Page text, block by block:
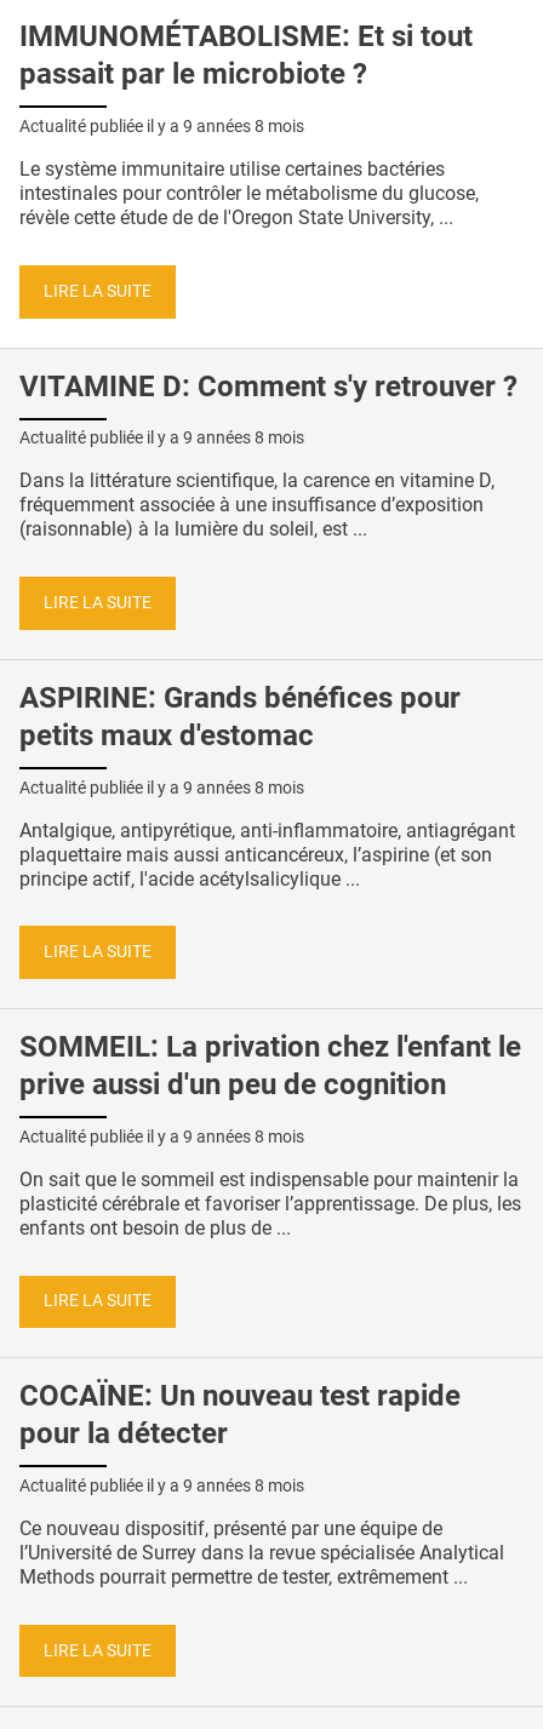
IMMUNOMÉTABOLISME: Et si tout
passait par le microbiote ?
Actualité publiée il y a 9 années 8 mois
Le système immunitaire utilise certaines bactéries
intestinales pour contrôler le métabolisme du glucose,
révèle cette étude de de l'Oregon State University, ...
LIRE LA SUITE
VITAMINE D: Comment s'y retrouver ?
Actualité publiée il y a 9 années 8 mois
Dans la littérature scientifique, la carence en vitamine D,
fréquemment associée à une insuffisance d’exposition
(raisonnable) à la lumière du soleil, est ...
LIRE LA SUITE
ASPIRINE: Grands bénéfices pour
petits maux d'estomac
Actualité publiée il y a 9 années 8 mois
Antalgique, antipyrétique, anti-inflammatoire, antiagrégant
plaquettaire mais aussi anticancéreux, l’aspirine (et son
principe actif, l'acide acétylsalicylique ...
LIRE LA SUITE
SOMMEIL: La privation chez l'enfant le
prive aussi d'un peu de cognition
Actualité publiée il y a 9 années 8 mois
On sait que le sommeil est indispensable pour maintenir la
plasticité cérébrale et favoriser l’apprentissage. De plus, les
enfants ont besoin de plus de ...
LIRE LA SUITE
COCAÏNE: Un nouveau test rapide
pour la détecter
Actualité publiée il y a 9 années 8 mois
Ce nouveau dispositif, présenté par une équipe de
l’Université de Surrey dans la revue spécialisée Analytical
Methods pourrait permettre de tester, extrêmement ...
LIRE LA SUITE